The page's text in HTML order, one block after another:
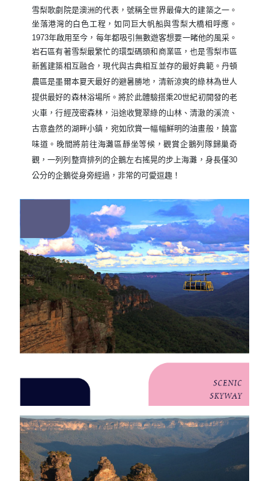
雪梨歌劇院是澳洲的代表，號稱全世界最偉大的建築之一。
坐落港灣的白色工程，如同巨大帆船與雪梨大橋相呼應。
1973年啟用至今，每年都吸引無數遊客想要一睹他的風采。
岩石區有著雪梨最繁忙的環型碼頭和商業區，也是雪梨市區
新舊建築相互融合，現代與古典相互並存的最好典範。 丹頓
農區是墨爾本夏天最好的避暑勝地，清新涼爽的綠林為世人
提供最好的森林浴場所。將於此體驗搭乘20世紀初開發的老
火車，行經茂密森林，沿途收覽翠綠的山林、清澈的溪流、
古意盎然的湖畔小鎮，宛如欣賞一幅幅鮮明的油畫般，饒富
味道。晚間將前往海灘區靜坐等候，觀賞企鵝列隊歸巢奇
觀，一列列整齊排列的企鵝左右搖晃的步上海灘，身長僅30
公分的企鵝從身旁經過，非常的可愛逗趣！